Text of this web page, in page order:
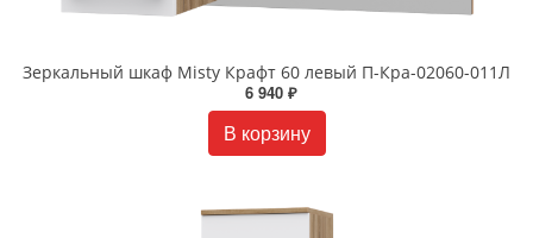
Зеркальный шкаф Misty Крафт 60 левый П-Кра-02060-011Л
6 940 ₽
В корзину